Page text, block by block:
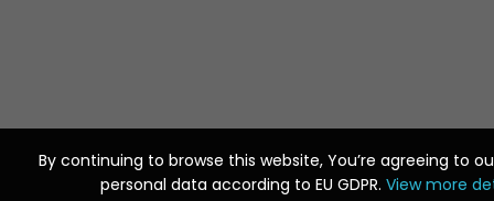
By continuing to browse this website, You’re agreeing to
personal data according to EU GDPR. View more
By continuing to browse this website, You’re agreeing to
personal data according to EU GDPR. View more